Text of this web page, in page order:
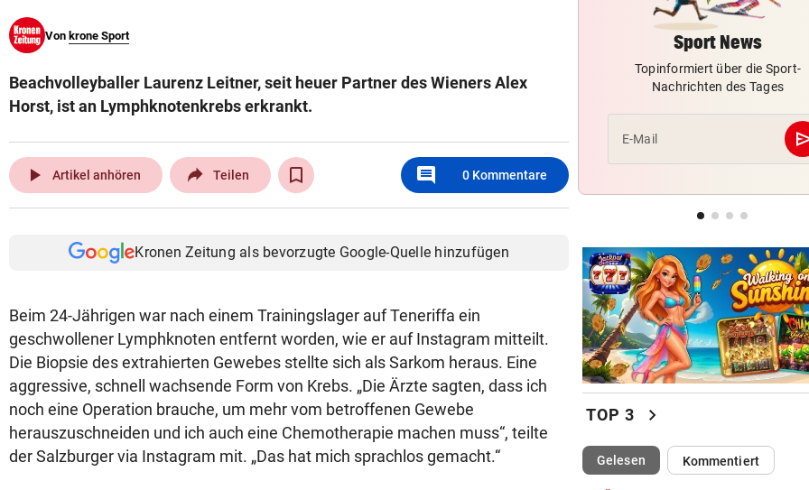
Von krone Sport
Beachvolleyballer Laurenz Leitner, seit heuer Partner des Wieners Alex
Horst, ist an Lymphknotenkrebs erkrankt.
play_arrow Artikel anhören Teilen comment 0 Kommentare
Kronen Zeitung als bevorzugte Google-Quelle hinzufügen
Beim 24-Jährigen war nach einem Trainingslager auf Teneriffa ein
geschwollener Lymphknoten entfernt worden, wie er auf Instagram mitteilt.
Die Biopsie des extrahierten Gewebes stellte sich als Sarkom heraus. Eine
aggressive, schnell wachsende Form von Krebs. „Die Ärzte sagten, dass ich
noch eine Operation brauche, um mehr vom betroffenen Gewebe
herauszuschneiden und ich auch eine Chemotherapie machen muss“, teilte
der Salzburger via Instagram mit. „Das hat mich sprachlos gemacht.“
Ex-Weltmeisterin: „Dann
heute gelähmt!“
KÄRNTNERIN IN DEN USA
Kurios! WM-Starterin lernte
Youtube das Gehen
nicht mehr!“
Meister 99ers komplettiert
Abwehr-Puzzle
Sport News
Topinformiert über die Sport-
Nachrichten des Tages
E-Mail
TOP 3 chevron_right
Gelesen(ausgewählt)Kommentiert